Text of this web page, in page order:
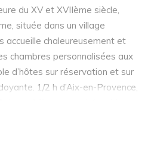
du XV et XVIIème siècle,
située dans un village
accueille chaleureusement et
chambres personnalisées aux
d’hôtes sur réservation et sur
1/2 h d’Aix-en-Provence,
ou equestres, baignade